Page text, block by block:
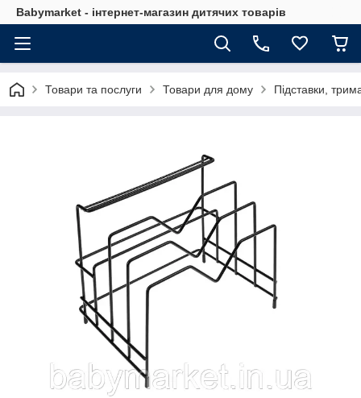
Babymarket - інтернет-магазин дитячих товарів
Товари та послуги Товари для дому Підставки,